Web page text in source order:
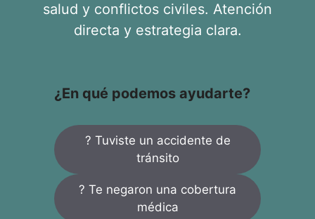
salud y conflictos civiles. Atención
directa y estrategia clara.
¿En qué podemos ayudarte?
? Tuviste un accidente de
tránsito
? Te negaron una cobertura
médica